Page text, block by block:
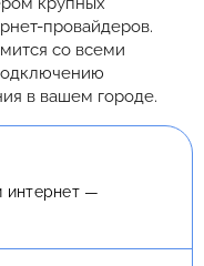
провайдеров.
со всеми
в вашем городе.
интернет —